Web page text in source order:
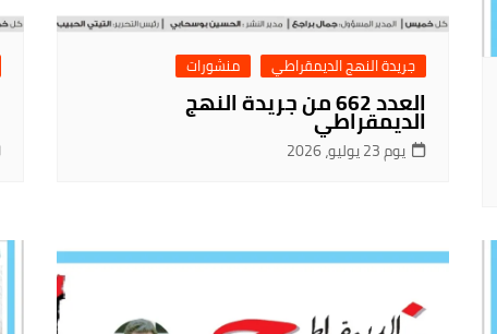
جريدة النهج الديمقراطي منشورات
العدد 662 من جريدة النهجالديمقراطي
يوم 23 يوليو، 2026